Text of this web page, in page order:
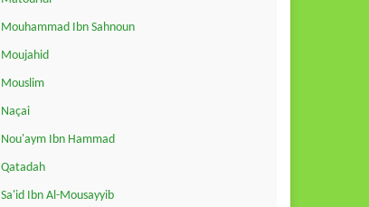
Mouhammad Ibn Sahnoun
Moujahid
Mouslim
Naçai
Nou'aym Ibn Hammad
Qatadah
Sa'id Ibn Al-Mousayyib